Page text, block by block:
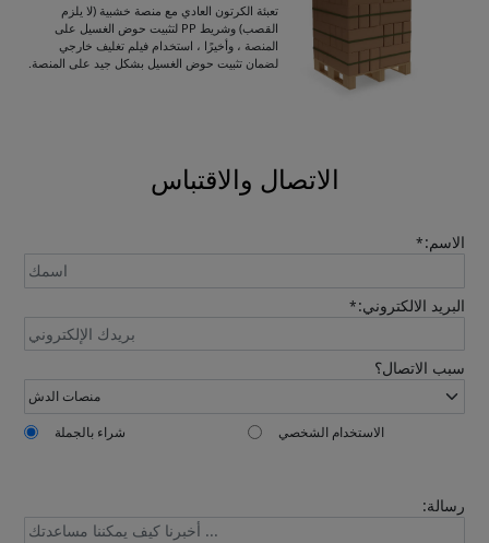
تعبئة الكرتون العادي مع منصة خشبية (لا يلزم
القصب) وشريط PP لتثبيت حوض الغسيل على
المنصة ، وأخيرًا ، استخدام فيلم تغليف خارجي
لضمان تثبيت حوض الغسيل بشكل جيد على المنصة.
Get Catalogue
Please leave your contact information,the
Send
الاتصال والاقتباس
الاسم:*
البريد الالكتروني:*
سبب الاتصال؟
شراء بالجملة الاستخدام الشخصي
رسالة: